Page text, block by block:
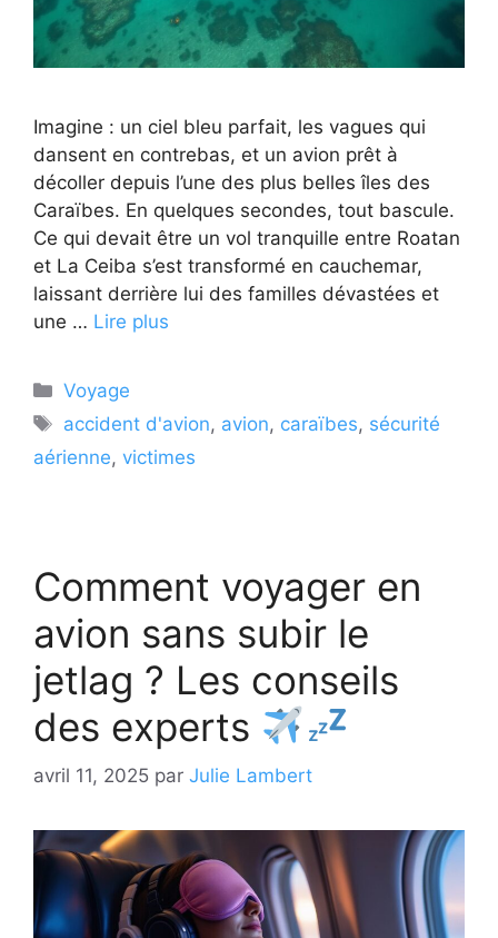
Imagine : un ciel bleu parfait, les vagues qui
dansent en contrebas, et un avion prêt à
décoller depuis l’une des plus belles îles des
Caraïbes. En quelques secondes, tout bascule.
Ce qui devait être un vol tranquille entre Roatan
et La Ceiba s’est transformé en cauchemar,
laissant derrière lui des familles dévastées et
une … Lire plus
Catégories
Voyage
Étiquettes
accident d'avion, avion, caraïbes, sécurité
aérienne, victimes
Comment voyager en
avion sans subir le
jetlag ? Les conseils
des experts
avril 11, 2025 par Julie Lambert